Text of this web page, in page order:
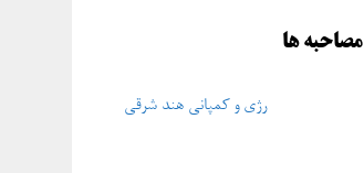
مصاحبه ها
رژی و کمپانی هند شرقی